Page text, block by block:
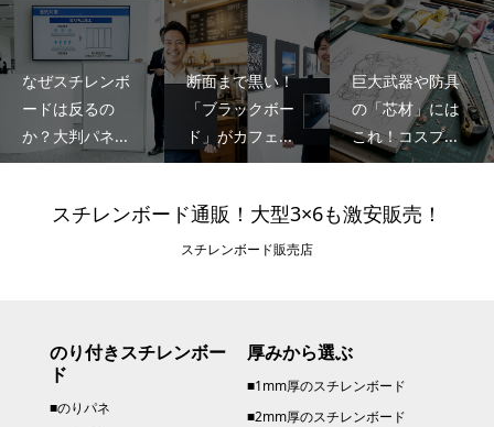
なぜスチレンボ
ードは反るの
か？大判パネ...
断面まで黒い！
「ブラックボー
ド」がカフェ...
巨大武器や防具
の「芯材」には
これ！コスプ...
スチレンボード通販！大型3×6も激安販売！
スチレンボード販売店
のり付きスチレンボー
ド
■のりパネ
厚みから選ぶ
■1mm厚のスチレンボード
■2mm厚のスチレンボード